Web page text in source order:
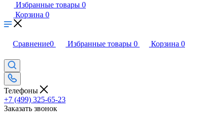
Избранные товары 0
Корзина 0
Сравнение0 Избранные товары 0 Корзина 0
Телефоны
+7 (499) 325-65-23
Заказать звонок